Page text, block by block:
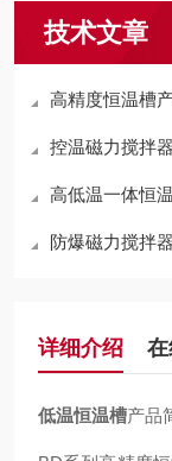
技术文章
高精度恒温槽
控温磁力搅拌
高低温一体恒
防爆磁力搅拌
详细介绍
低温恒温槽产品